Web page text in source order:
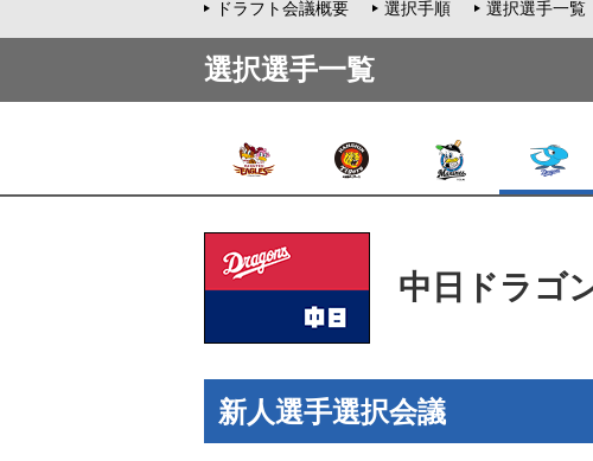
ドラフト会議概要 選択手順 選択選手一覧
選択選手一覧
中日ドラゴ
新人選手選択会議